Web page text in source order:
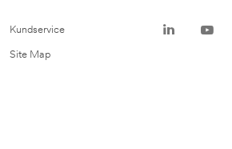
Kundservice
Site Map